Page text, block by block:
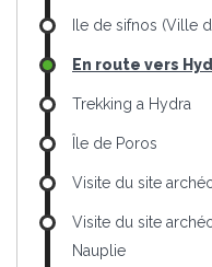
Ile de sifnos (Ville
En route vers
Trekking a Hydra
Île de Poros
Visite du site
Visite du site
Nauplie